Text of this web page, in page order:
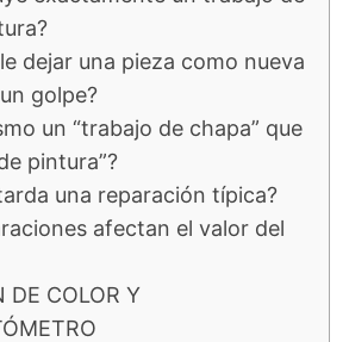
dejar una pieza como nueva
golpe?
un “trabajo de chapa” que
pintura”?
una reparación típica?
afectan el valor del
DE COLOR Y